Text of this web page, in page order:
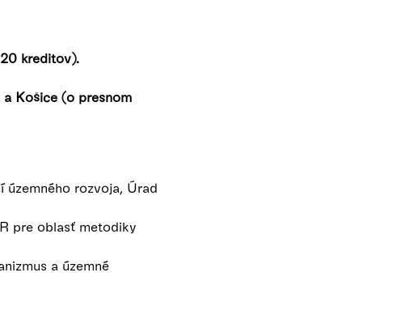
kreditov).
a Košice (o presnom
rozvoja, Úrad
pre oblasť metodiky
a územné